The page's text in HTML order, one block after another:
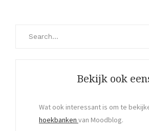
Bekijk ook
Wat ook interessant is om te
hoekbanken van Moodblog.